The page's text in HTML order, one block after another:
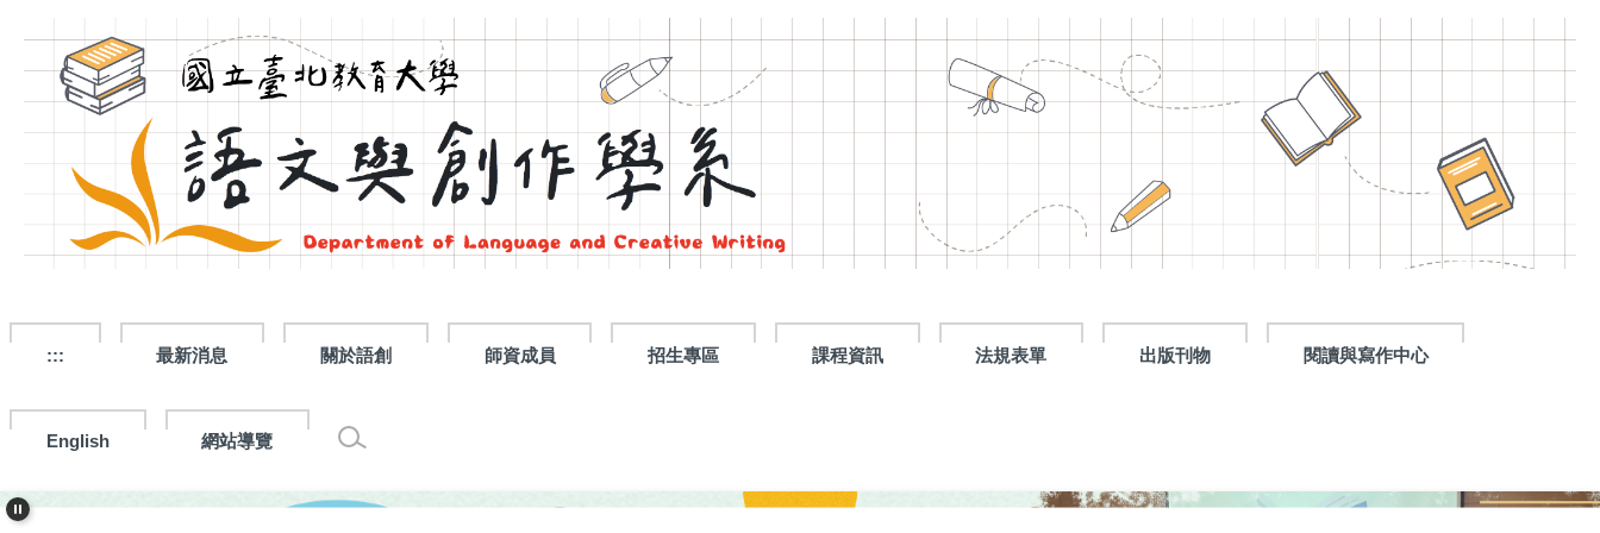
到
主
::: 最新消息 關於語創 師資成員 招生專區 課程資訊 法規表單 出版刊物 閱讀與寫作中心
English 網站導覽